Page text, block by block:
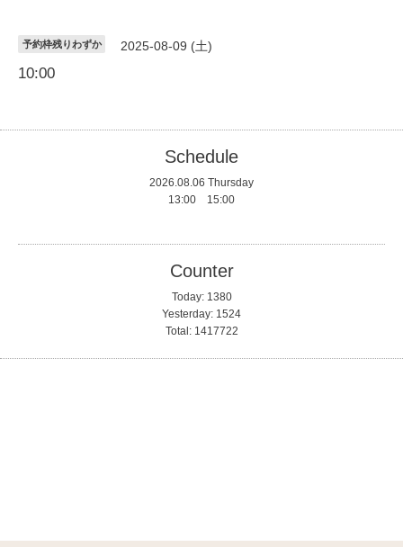
予約枠残りわずか 2025-08-09 (土)
10:00
Schedule
2026.08.06 Thursday
13:00 15:00
Counter
Today: 1380
Yesterday: 1524
Total: 1417722